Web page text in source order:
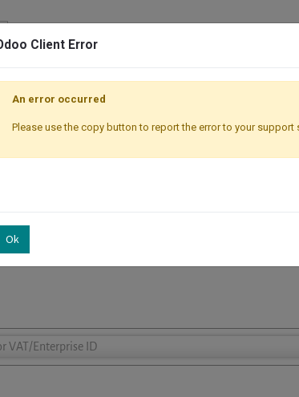
details
database by name, VAT or enterprise ID. When a
VAT/Enterprise ID
Client Error
An error occurred
Please use the copy button to report the error to your support
Ok